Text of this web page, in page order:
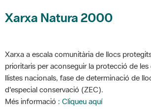
Xarxa Natura 2000
Xarxa a escala comunitària de llocs
prioritaris per aconseguir la protecció de
llistes nacionals, fase de determinació de
d'especial conservació (ZEC).
Més informació : Cliqueu aquí